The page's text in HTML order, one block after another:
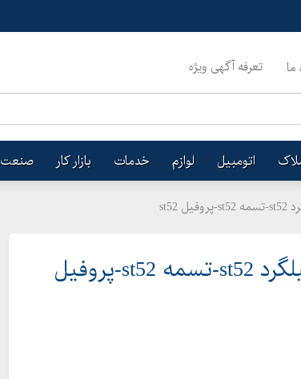
ما تعرفه آگهی ویژه
اتومبیل لوازم خدمات بازار کار صنعت
st52 -ورق st52 -فولاد st52 -لوله st52-میلگرد st52-تسمه st52-پروفیل